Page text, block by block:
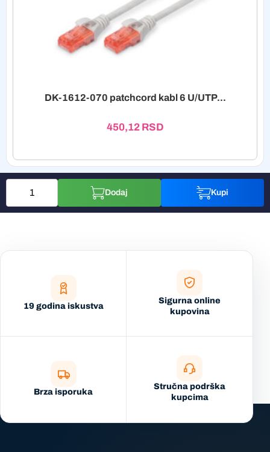
DK-1612-070 patchcord kabl 6 U/UTP...
450,12 RSD
Dodaj Kupi
19 godina iskustva
Sigurna online
kupovina
Brza isporuka
Stručna podrška
kupcima